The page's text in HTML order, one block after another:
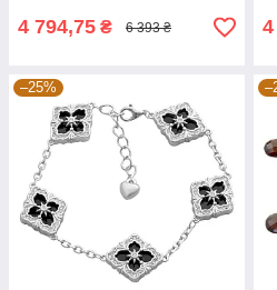
4 794,75 ₴ 6 393 ₴
–25%